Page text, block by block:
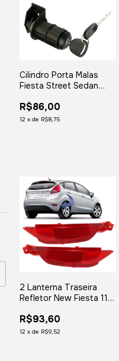
Cilindro Porta Malas
Fiesta Street Sedan
1996
R$86,00
12 xde R$8,75
2 Lanterna Traseira
Refletor New Fiesta 11
R$93,60
12 xde R$9,52